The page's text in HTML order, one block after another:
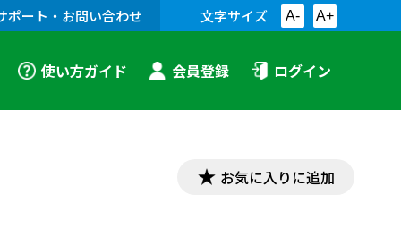
ポート・お問い合わせ 文字サイズ A- A+
使い方ガイド 会員登録 ログイン
お気に入りに追加